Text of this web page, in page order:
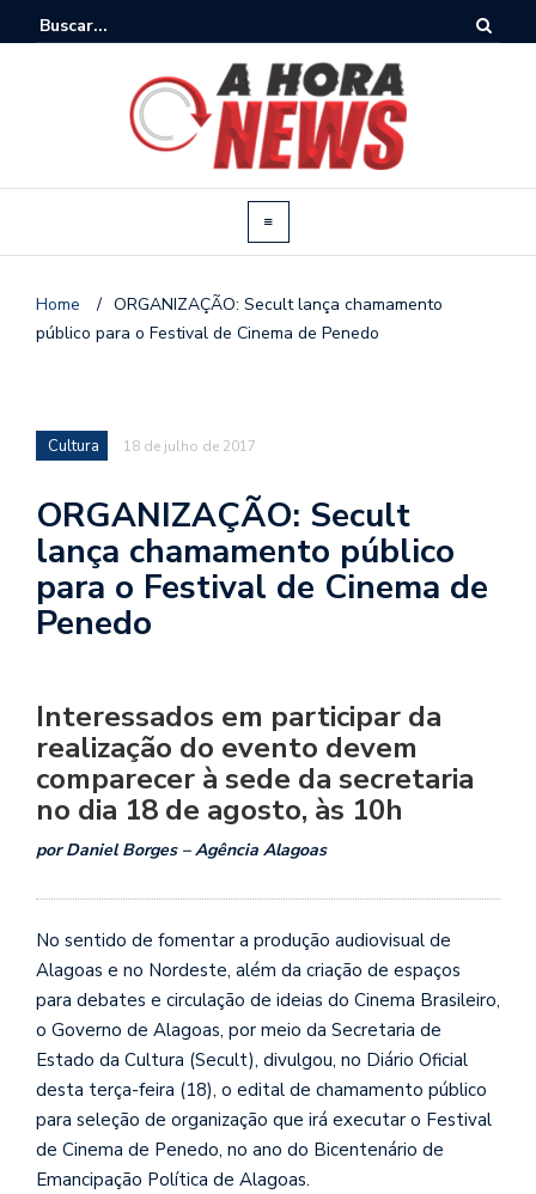
Home / ORGANIZAÇÃO: Secult lança chamamento
público para o Festival de Cinema de Penedo
Cultura 18 de julho de 2017
ORGANIZAÇÃO: Secult
lança chamamento público
para o Festival de Cinema de
Penedo
Interessados em participar da
realização do evento devem
comparecer à sede da secretaria
no dia 18 de agosto, às 10h
por Daniel Borges – Agência Alagoas
No sentido de fomentar a produção audiovisual de
Alagoas e no Nordeste, além da criação de espaços
para debates e circulação de ideias do Cinema Brasileiro,
o Governo de Alagoas, por meio da Secretaria de
Estado da Cultura (Secult), divulgou, no Diário Oficial
desta terça-feira (18), o edital de chamamento público
para seleção de organização que irá executar o Festival
de Cinema de Penedo, no ano do Bicentenário de
Emancipação Política de Alagoas.